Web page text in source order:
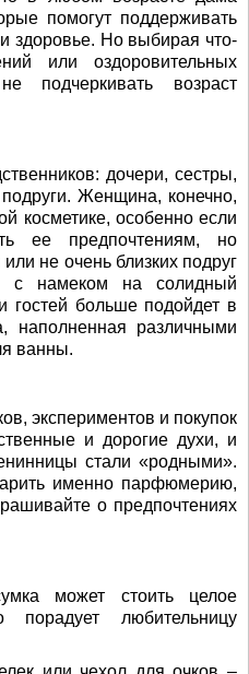
помогут поддерживать
здоровье. Но выбирая что-
или оздоровительных
подчеркивать возраст
дочери, сестры,
Женщина, конечно,
косметике, особенно если
ее предпочтениям, но
не очень близких подруг
с намеком на солидный
гостей больше подойдет в
наполненная различными
ванны.
экспериментов и покупок
и дорогие духи, и
стали «родными».
именно парфюмерию,
о предпочтениях
может стоить целое
порадует любительницу